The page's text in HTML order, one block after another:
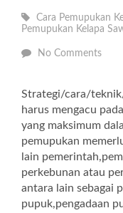
Cara Pemupukan
Pemupukan Kelapa
No Comments
Strategi/cara/
harus mengacu
yang maksimum
pemupukan
lain
perkebunan atau
antara lain sebagai
pupuk,pengadaan